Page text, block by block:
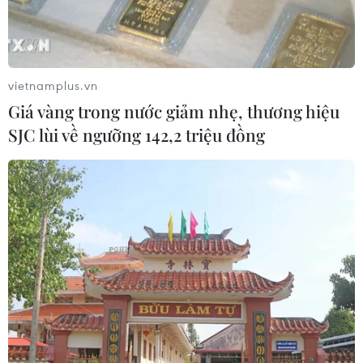
Quy hoạch tổng thể Quốc gia với vai trò là cầu
nối giữa chiến lược và kế hoạch. Một mặt, phải
đảm bảo Quy hoạch tổng thể quốc gia không
quá khái quát, mặt khác lại không quá chi tiết,
để tránh trùng lặp, chồng chéo với hệ thống quy
hoạch cấp dưới.
Bên cạnh đó, Quy hoạch phải bảo đảm hài hòa
giữa các mối quan hệ lớn: Phát triển nhanh với
phát triển bền vững, bao trùm; giữa phát triển
kinh tế với văn hóa-xã hội, bảo vệ môi trường
và bảo đảm quốc phòng, an ninh; giữa xây dựng
nền kinh tế tự chủ với tăng cường kết nối kinh
tế quốc tế; giữa phát triển có trọng tâm, trọng
điểm với thúc đẩy phát triển một số địa bàn khó
khăn.
vietnamplus.vn
Giá vàng trong nước giảm nhẹ, thương hiệu
SJC lùi về ngưỡng 142,2 triệu đồng